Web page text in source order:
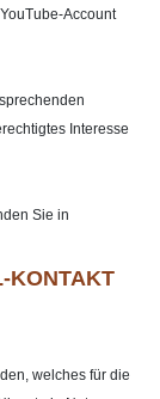
Account
Interesse
Sie in
KONTAKT
welches für die